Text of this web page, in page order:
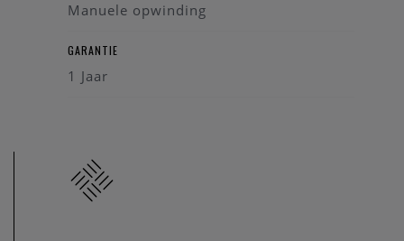
Manuele opwinding
GARANTIE
1 Jaar